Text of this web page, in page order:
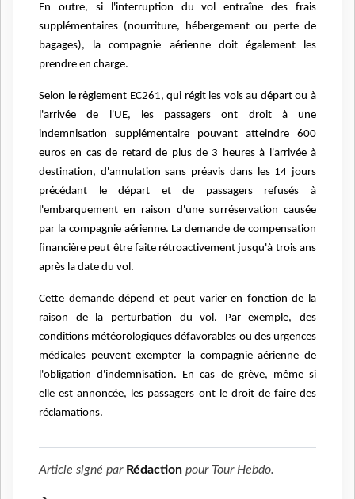
En outre, si l'interruption du vol entraîne des frais
supplémentaires (nourriture, hébergement ou perte de
bagages), la compagnie aérienne doit également les
prendre en charge.
Selon le règlement EC261, qui régit les vols au départ ou à
l'arrivée de l'UE, les passagers ont droit à une
indemnisation supplémentaire pouvant atteindre 600
euros en cas de retard de plus de 3 heures à l'arrivée à
destination, d'annulation sans préavis dans les 14 jours
précédant le départ et de passagers refusés à
l'embarquement en raison d'une surréservation causée
par la compagnie aérienne. La demande de compensation
financière peut être faite rétroactivement jusqu'à trois ans
après la date du vol.
Cette demande dépend et peut varier en fonction de la
raison de la perturbation du vol. Parexemple, des
conditions météorologiques défavorables ou des urgences
médicales peuventexempter la compagnie aérienne de
l'obligation d'indemnisation. En cas de grève, même si
elleest annoncée, les passagers ont le droit de faire des
réclamations.
Article signé par Rédaction pour Tour Hebdo.